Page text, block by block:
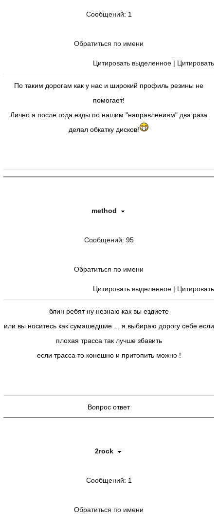
Сообщений: 1
Обратиться по имени
Цитировать выделенное | Цитировать
По таким дорогам как у нас и широкий профиль резины не
помогает!
Лично я после года езды по нашим "направлениям" два раза
делал обкатку дисков!
method
Сообщений: 95
Обратиться по имени
Цитировать выделенное | Цитировать
блин ребят ну незнаю как вы ездиете
или вы носитесь как сумашедшие ... я выбираю дорогу себе если
плохая трасса так лучше збавить
если трасса то конешно и притопить можно !
Вопрос ответ
2rock
Сообщений: 1
Обратиться по имени